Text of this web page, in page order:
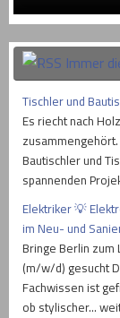
Immer
Tischler und
Es riecht nach
Bautischler und
spannenden
Elektriker 💡
im Neu- und
Bringe Berlin zum
(m/w/d) gesucht
Fachwissen ist
ob stylischer…